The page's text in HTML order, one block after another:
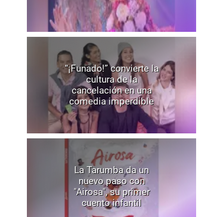
“¡Funado!” convierte la
cultura de la
cancelación en una
comedia imperdible
La Tarumba da un
nuevo paso con
"Airosa", su primer
cuento infantil